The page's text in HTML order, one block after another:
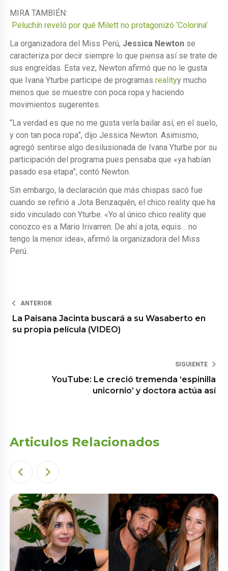
MIRA TAMBIÉN:
Peluchín reveló por qué Milett no protagonizó ‘Colorina’
La organizadora del Miss Perú, Jessica Newton se
caracteriza por decir siempre lo que piensa así se trate de
sus engreídas. Esta vez, Newton afirmó que no le gusta
que Ivana Yturbe participe de programasrealityy mucho
menos que se muestre con poca ropa y haciendo
movimientos sugerentes.
“La verdad es que no me gusta verla bailar así, en el suelo,
y con tan poca ropa”, dijo Jessica Newton. Asimismo,
agregó sentirse algo desilusionada de Ivana Yturbe por su
participación del programa pues pensaba que «ya habían
pasado esa etapa”, contó Newton.
Sin embargo, la declaración que más chispas sacó fue
cuando se refirió a Jota Benzaquén, el chico reality que ha
sido vinculado con Yturbe. «Yo al único chico reality que
conozco es a Mario Irivarren. De ahí a jota, equis… no
tengo la menor idea», afirmó la organizadora del Miss
Perú.
ANTERIOR
La Paisana Jacinta buscará a su Wasaberto en
su propia película (VIDEO)
SIGUIENTE
YouTube: Le creció tremenda ‘espinilla
unicornio’ y doctora actúa así
Articulos Relacionados